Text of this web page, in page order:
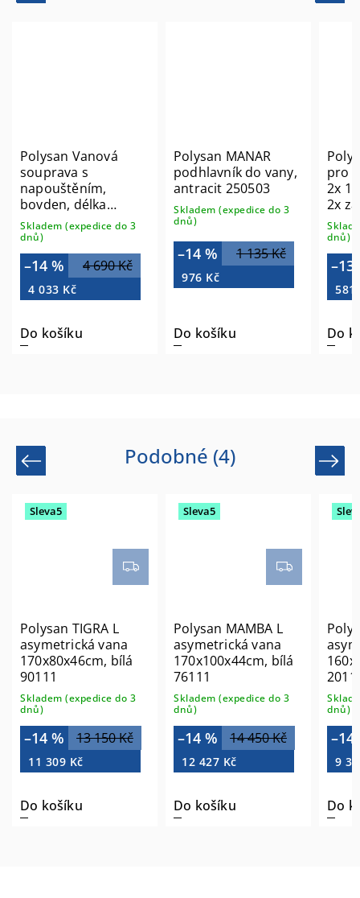
71851
do 3
4 690 Kč
Polysan MANAR
podhlavník do vany,
antracit 250503
Skladem (expedice do 3
dnů)
1 135 Kč
–14 %
976 Kč
Polysan Krycí lišta
pro vany a
2x 1950mm, 2x
2x zakončení, bílá
Skladem (expedice do
675 Kč
–13 %
581 Kč
Podobné (4)
Previous
TIGRA L
vana
bílá
(expedice do 3
13 150 Kč
%
309 Kč
košíku
Polysan MAMBA L
asymetrická vana
170x100x44cm, bílá
76111
Skladem (expedice do 3
14 450 Kč
–14 %
12 427 Kč
Do košíku
Polysan
20111
Skladem
–14 %
9 365 Kč
Do košíku
Next